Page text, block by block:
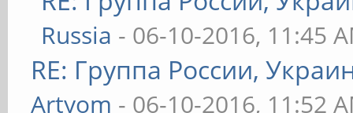
Russia - 06-10-2016, 11:45
RE: Группа России,
Artyom - 06-10-2016, 11:52